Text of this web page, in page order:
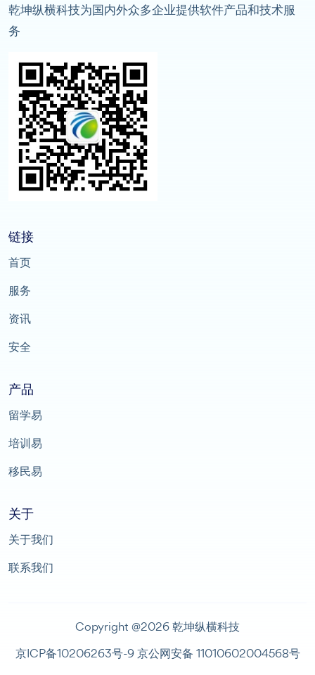
乾坤纵横科技为国内外众多企业提供软件产品和技术服
务
链接
首页
服务
资讯
安全
产品
留学易
培训易
移民易
关于
关于我们
联系我们
Copyright @2026 乾坤纵横科技
京ICP备10206263号-9京公网安备 11010602004568号